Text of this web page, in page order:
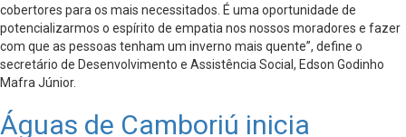
cobertores para os mais necessitados. É uma oportunidade de
potencializarmos o espírito de empatia nos nossos moradores e fazer
com que as pessoas tenham um inverno mais quente”, define o
secretário de Desenvolvimento e Assistência Social, Edson Godinho
Mafra Júnior.
Águas de Camboriú inicia